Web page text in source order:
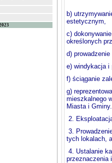
b)
estetycznym,
c)
określonych
d)
e) windykacja i
f) ściąganie
g)
mieszkalnego
Miasta i Gminy.
2.
3.
tych lokalach,
4. Ustalanie
przeznaczenia